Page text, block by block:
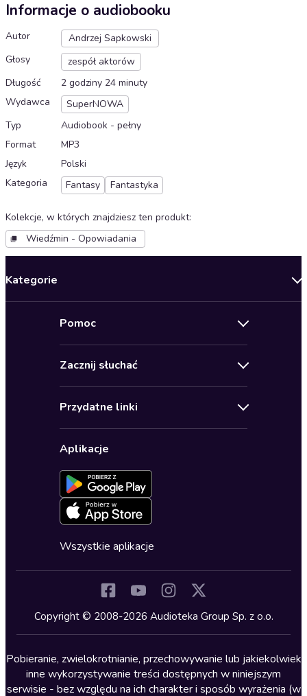
Informacje o audiobooku
Autor
Andrzej Sapkowski
Głosy
zespół aktorów
Długość
2 godziny 24 minuty
Wydawca
SuperNOWA
Typ
Audiobook - pełny
Format
MP3
Język
Polski
Kategoria
Fantasy Fantastyka
Kolekcje, w których znajdziesz ten produkt:
Wiedźmin - Opowiadania
Kategorie
Biznes, marketing, ekonomia
Dla młodzieży
Kryminały
Lektury szkolne
Literatura anglojęzyczna
Literatura faktu
Pomoc
Pomoc
Regulamin
Ustawienia prywatności
Formularz zgłaszania nielegalnych treści
Deklaracja dostępności
Zacznij słuchać
Karnety
Karty upominkowe
Oferta dla firm i bibliotek
Przydatne linki
Dołącz do newslettera
Blog
Zapowiedzi
Cykle audiobooków
Aplikacje
Wszystkie aplikacje
Copyright © 2008-2026 Audioteka Group Sp. z o.o.
Pobieranie, zwielokrotnianie, przechowywanie lub jakiekolwiek
inne wykorzystywanie treści dostępnych w niniejszym
serwisie - bez względu na ich charakter i sposób wyrażenia (w